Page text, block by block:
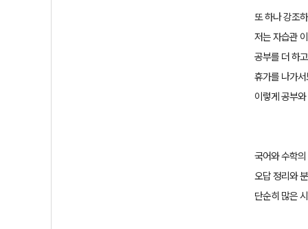
또 하나 강조
저는 자습관
공부를 더 하
휴가를 나가
이렇게 공부
국어와 수학
오답 정리와
단순히 많은